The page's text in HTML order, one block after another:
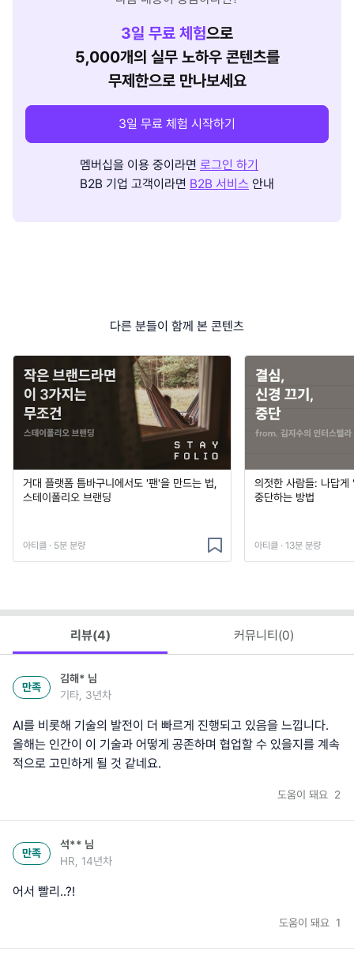
3일 무료 체험으로
5,000개의 실무 노하우 콘텐츠를
무제한으로 만나보세요
3일 무료 체험 시작하기
멤버십을 이용 중이라면 로그인 하기
B2B 기업 고객이라면 B2B 서비스 안내
다른 분들이 함께 본 콘텐츠
거대 플랫폼 틈바구니에서도 '팬'을 만드는 법,
스테이폴리오 브랜딩
아티클 · 5분 분량
의젓한 사람들: 나답게
중단하는 방법
아티클 · 13분 분량
리뷰(4) 커뮤니티(0)
만족
김해* 님
기타, 3년차
AI를 비롯해 기술의 발전이 더 빠르게 진행되고 있음을 느낍니다.
올해는 인간이 이 기술과 어떻게 공존하며 협업할 수 있을지를 계속
적으로 고민하게 될 것 같네요.
도움이 돼요 2
만족
석** 님
HR, 14년차
어서 빨리..?!
도움이 돼요 1